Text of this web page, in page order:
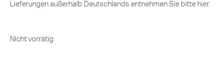
Lieferungen außerhalb Deutschlands entnehmen Sie bitte hier.
Nicht vorrätig